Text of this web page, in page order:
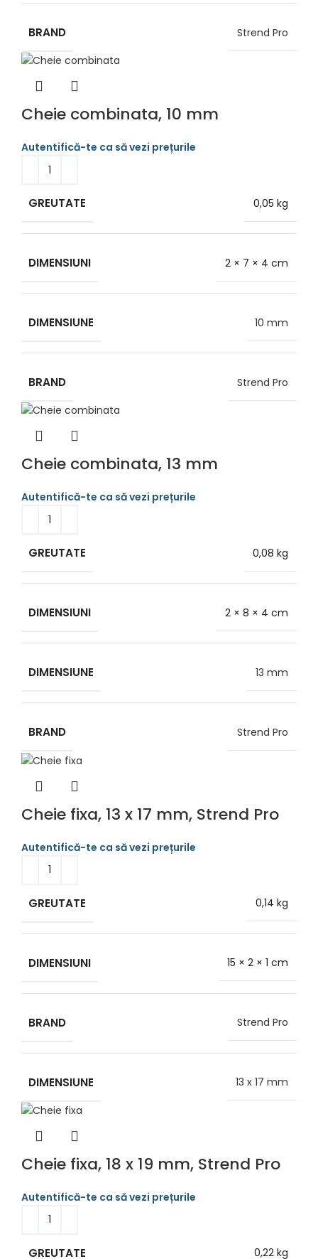
BRAND Strend Pro
Cheie combinata, 10 mm
GREUTATE 0,05 kg
DIMENSIUNI 2 × 7 × 4 cm
DIMENSIUNE 10 mm
BRAND Strend Pro
Cheie combinata, 13 mm
GREUTATE 0,08 kg
DIMENSIUNI 2 × 8 × 4 cm
DIMENSIUNE 13 mm
BRAND Strend Pro
Cheie fixa, 13 x 17 mm, Strend Pro
GREUTATE 0,14 kg
DIMENSIUNI 15 × 2 × 1 cm
BRAND Strend Pro
DIMENSIUNE 13 x 17 mm
Cheie fixa, 18 x 19 mm, Strend Pro
GREUTATE 0,22 kg